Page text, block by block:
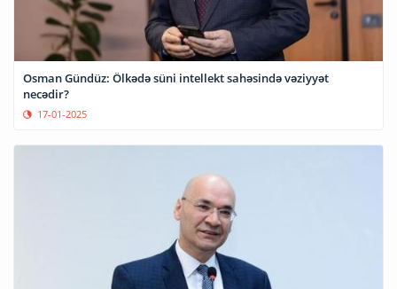
Osman Gündüz: Ölkədə süni intellekt sahəsində vəziyyət
necədir?
17-01-2025